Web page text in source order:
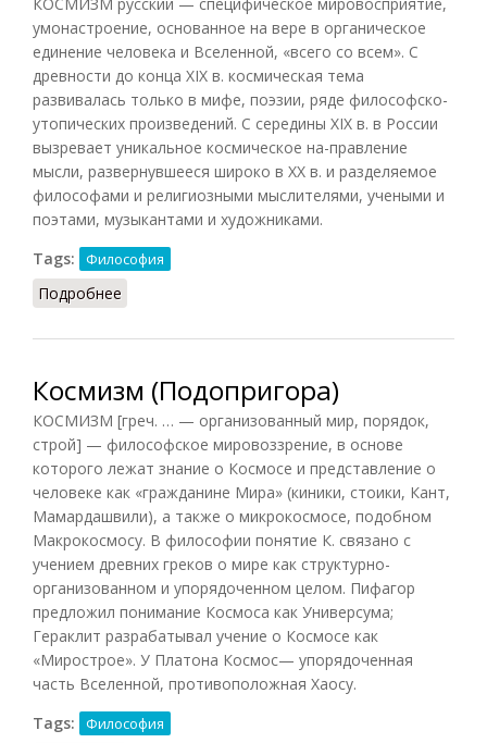
умонастроение, основанное на вере в органическое
единение человека и Вселенной, «всего со всем». С
древности до конца XIX в. космическая тема
развивалась только в мифе, поэзии, ряде философско-
утопических произведений. С середины XIX в. в России
вызревает уникальное космическое на-правление
мысли, развернувшееся широко в XX в. и разделяемое
философами и религиозными мыслителями, учеными и
поэтами, музыкантами и художниками.
Tags:
Философия
Подробнее
Космизм (Подопригора)
КОСМИЗМ [греч. … — организованный мир, порядок,
строй] — философское мировоззрение, в основе
которого лежат знание о Космосе и представление о
человеке как «гражданине Мира» (киники, стоики, Кант,
Мамардашвили), а также о микрокосмосе, подобном
Макрокосмосу. В философии понятие К. связано с
учением древних греков о мире как структурно-
организованном и упорядоченном целом. Пифагор
предложил понимание Космоса как Универсума;
Гераклит разрабатывал учение о Космосе как
«Мирострое». У Платона Космос— упорядоченная
часть Вселенной, противоположная Хаосу.
Tags:
Философия